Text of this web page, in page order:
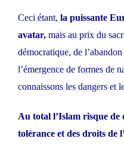
Ceci étant, la puissante
avatar, mais au prix du
démocratique, de
l’émergence de formes de
connaissons les dangers et
Au total l’Islam risque
tolérance et des droits de